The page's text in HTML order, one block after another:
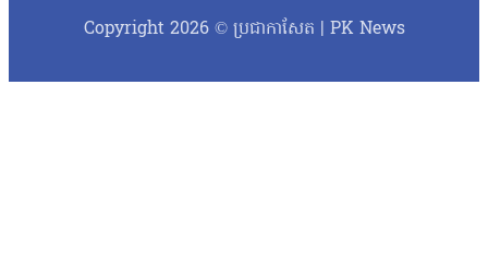
Copyright 2026 © ប្រជាកាសែត | PK News